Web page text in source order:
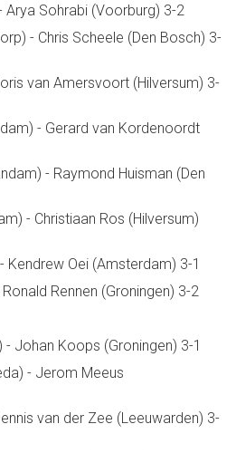
Arya Sohrabi (Voorburg) 3-2
- Chris Scheele (Den Bosch) 3-
van Amersvoort (Hilversum) 3-
- Gerard van Kordenoordt
- Raymond Huisman (Den
- Christiaan Ros (Hilversum)
Kendrew Oei (Amsterdam) 3-1
Rennen (Groningen) 3-2
Johan Koops (Groningen) 3-1
- Jerom Meeus
van der Zee (Leeuwarden) 3-